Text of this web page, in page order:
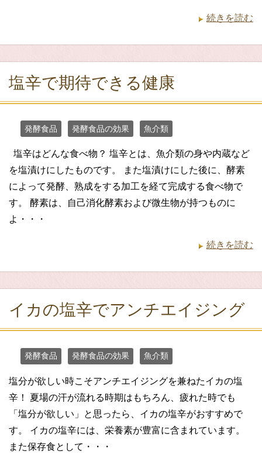
続きを読む
塩辛で期待できる健康
発酵食品 発酵食品の効果 魚介類
塩辛はどんな食べ物？ 塩辛とは、魚介類の身や内蔵など
を塩漬けにしたものです。 また塩漬けにした後に、酵素
によって発酵、熟成をする加工を経て完成する食べ物で
す。 酵素は、自己消化酵素および微生物が持つものに
よ・・・
続きを読む
イカの塩辛でアンチエイジング
発酵食品 発酵食品の効果 魚介類
塩分が欲しい時こそアンチエイジングを兼ねたイカの塩
辛！ 夏場の汗が流れる時期はもちろん、疲れた時でも
「塩分が欲しい」と思ったら、イカの塩辛がおすすめで
す。 イカの塩辛には、栄養素が豊富に含まれています。
また保存食として・・・